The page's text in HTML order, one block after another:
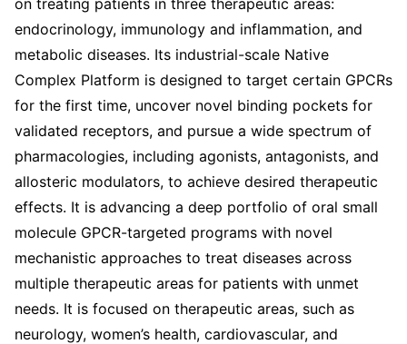
on treating patients in three therapeutic areas:
endocrinology, immunology and inflammation, and
metabolic diseases. Its industrial-scale Native
Complex Platform is designed to target certain GPCRs
for the first time, uncover novel binding pockets for
validated receptors, and pursue a wide spectrum of
pharmacologies, including agonists, antagonists, and
allosteric modulators, to achieve desired therapeutic
effects. It is advancing a deep portfolio of oral small
molecule GPCR-targeted programs with novel
mechanistic approaches to treat diseases across
multiple therapeutic areas for patients with unmet
needs. It is focused on therapeutic areas, such as
neurology, women’s health, cardiovascular, and